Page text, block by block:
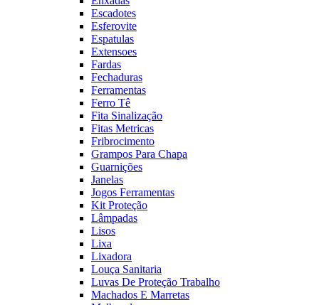
Escadotes
Esferovite
Espatulas
Extensoes
Fardas
Fechaduras
Ferramentas
Ferro Tê
Fita Sinalização
Fitas Metricas
Fribrocimento
Grampos Para Chapa
Guarnições
Janelas
Jogos Ferramentas
Kit Proteção
Lâmpadas
Lisos
Lixa
Lixadora
Louça Sanitaria
Luvas De Proteção Trabalho
Machados E Marretas